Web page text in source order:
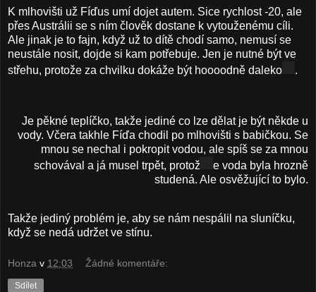
K mlhovišti už Fíďus umí dojet autem. Sice rychlost -20, ale
přes Austrálii se s ním člověk dostane k vytouženému cíli.
Ale jinak je to fajn, když už to dítě chodí samo, nemusí se
neustále nosit, dojde si kam potřebuje. Jen je nutné být ve
střehu, protože za chvilku dokáže být hoooodně daleko
.
Je pěkné teplíčko, takže jediné co lze dělat je být někde u
vody. Včera takhle Fíďa chodil po mlhovišti s babičkou. Se
mnou se nechal i pokropit vodou, ale spíš se za mnou
schovával a já musel trpět, protož
e voda byla hrozně
studená. Ale osvěžující to bylo.
Takže jediný problém je, aby se nám nespálil na sluníčku,
když se nedá udržet ve stínu.
Honza v 12:03 Žádné komentáře:
Sdílet